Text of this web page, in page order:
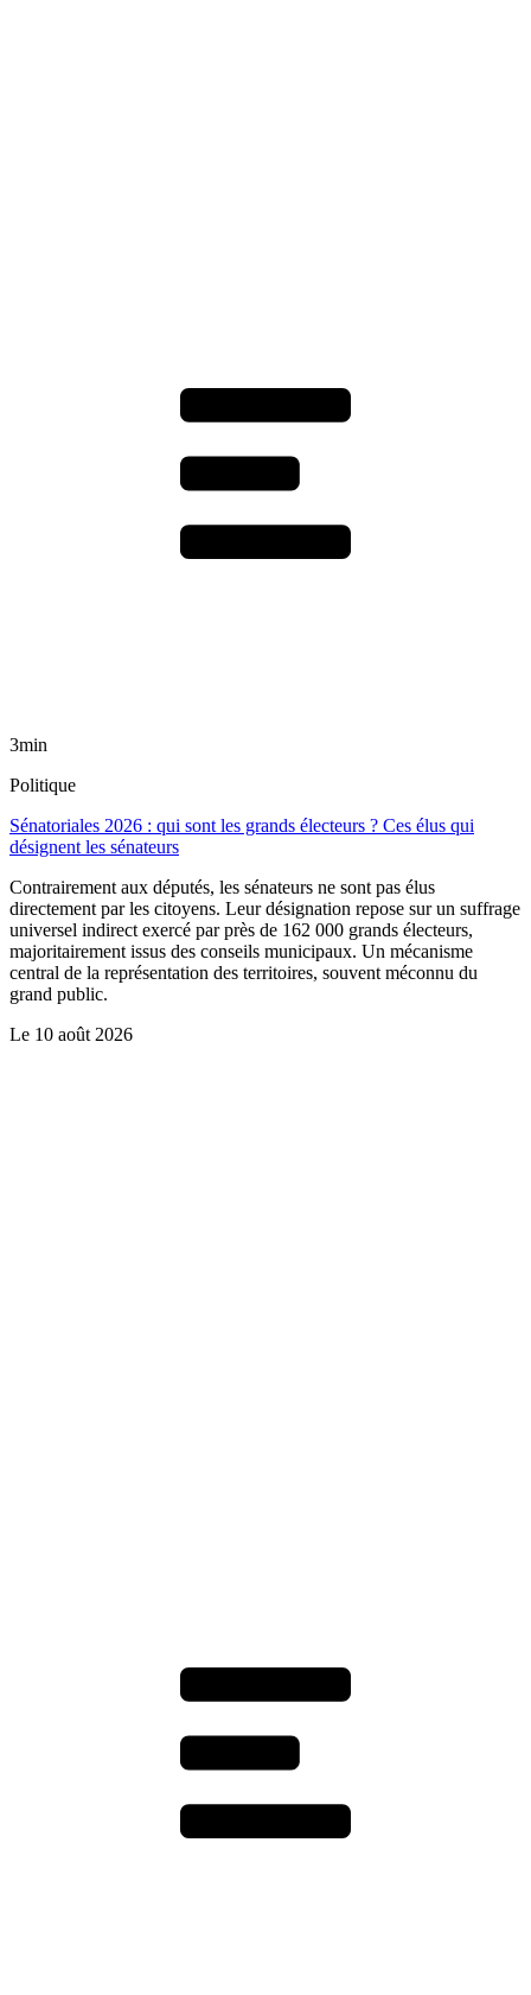
3min
Politique
Sénatoriales 2026 : qui sont les grands électeurs ? Ces élus qui
désignent les sénateurs
Contrairement aux députés, les sénateurs ne sont pas élus
directement par les citoyens. Leur désignation repose sur un suffrage
universel indirect exercé par près de 162 000 grands électeurs,
majoritairement issus des conseils municipaux. Un mécanisme
central de la représentation des territoires, souvent méconnu du
grand public.
Le 10 août 2026